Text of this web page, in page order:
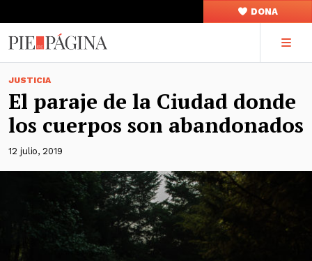
DONA
JUSTICIA
El paraje de la Ciudad donde
los cuerpos son abandonados
12 julio, 2019